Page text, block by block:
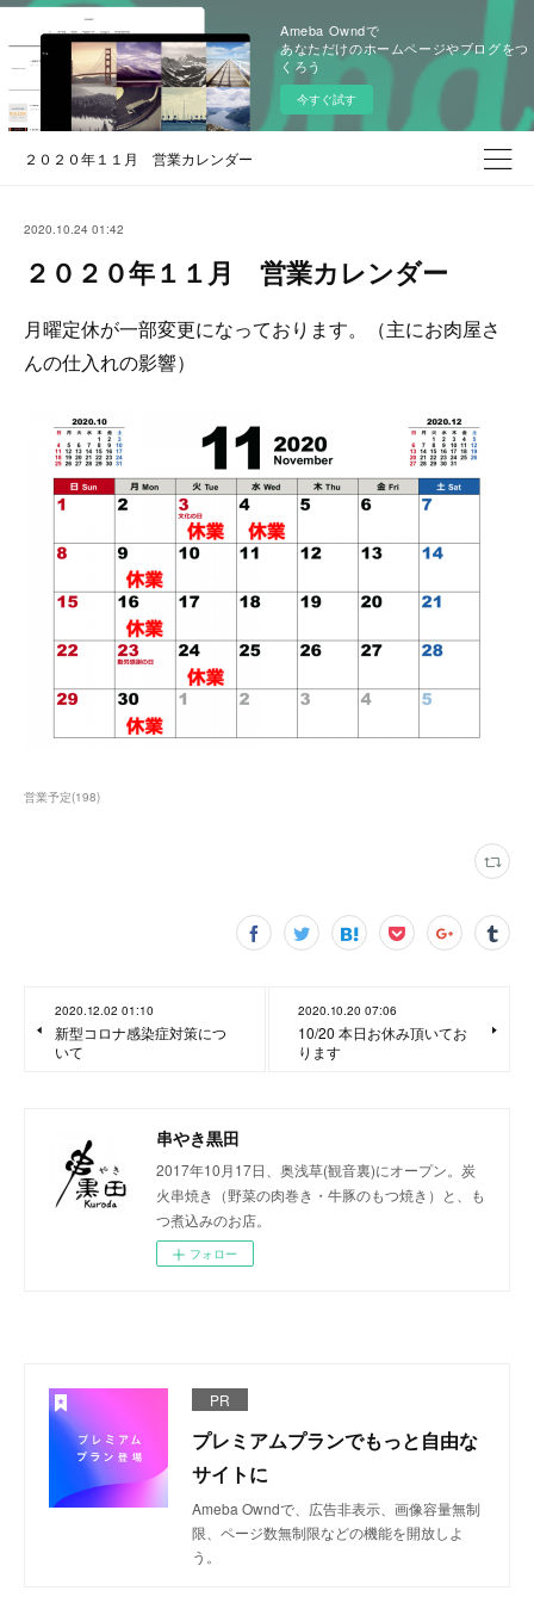
Ameba Owndで
あなただけのホームページやブログをつ
くろう
今すぐ試す
２０２０年１１月 営業カレンダー
2020.10.24 01:42
２０２０年１１月 営業カレンダー
月曜定休が一部変更になっております。（主にお肉屋さ
んの仕入れの影響）
営業予定(198)
2020.12.02 01:10
新型コロナ感染症対策につ
いて
2020.10.20 07:06
10/20 本日お休み頂いてお
ります
串やき黒田
2017年10月17日、奥浅草(観音裏)にオープン。炭
火串焼き（野菜の肉巻き・牛豚のもつ焼き）と、も
つ煮込みのお店。
フォロー
PR
プレミアムプランでもっと自由な
サイトに
Ameba Owndで、広告非表示、画像容量無制
限、ページ数無制限などの機能を開放しよ
う。